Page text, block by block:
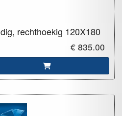
rechthoekig 120X180
€ 835.00